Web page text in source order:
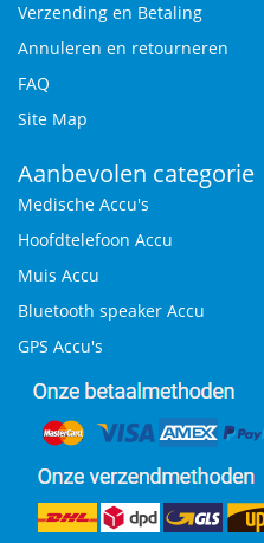
Verzending en Betaling
Annuleren en retourneren
FAQ
Site Map
Aanbevolen categorie
Medische Accu's
Hoofdtelefoon Accu
Muis Accu
Bluetooth speaker Accu
GPS Accu's